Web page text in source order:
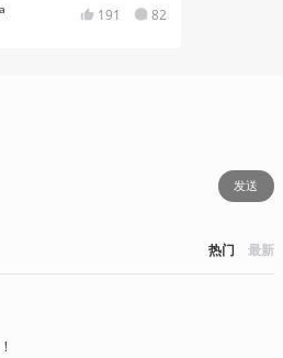
191 82
发送
热门 最新